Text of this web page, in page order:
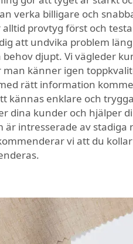
verka billigare och
provtyg först och
att undvika problem
djupt. Vi vägleder
känner igen
rätt information
kännas enklare och
dina kunder och hjälper
är intresserade av stadiga
vi att du